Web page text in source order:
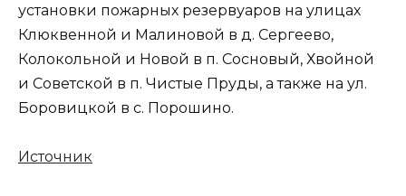
установки пожарных резервуаров на улицах
Клюквенной и Малиновой в д. Сергеево,
Колокольной и Новой в п. Сосновый, Хвойной
и Советской в п. Чистые Пруды, а также на ул.
Боровицкой в с. Порошино.
Источник